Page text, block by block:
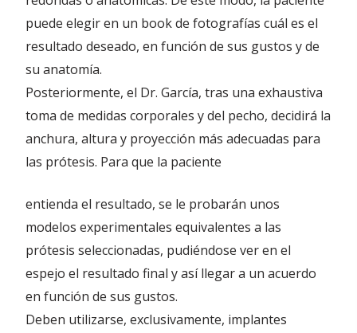
puede elegir en un book de fotografías cuál es el
resultado deseado, en función de sus gustos y de
su anatomía.
Posteriormente, el Dr. García, tras una exhaustiva
toma de medidas corporales y del pecho, decidirá la
anchura, altura y proyección más adecuadas para
las prótesis. Para que la paciente
entienda el resultado, se le probarán unos
modelos experimentales equivalentes a las
prótesis seleccionadas, pudiéndose ver en el
espejo el resultado final y así llegar a un acuerdo
en función de sus gustos.
Deben utilizarse, exclusivamente, implantes